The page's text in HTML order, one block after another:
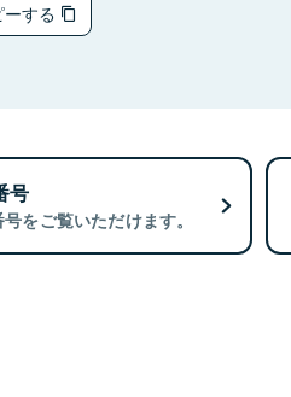
する
号
をご覧いただけます。